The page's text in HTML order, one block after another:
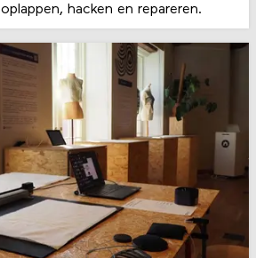
We kunnen in ieder geval dingen
hacken en repareren.